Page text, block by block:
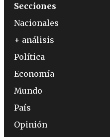
Secciones
Nacionales
+ análisis
Política
Economía
Mundo
País
Opinión